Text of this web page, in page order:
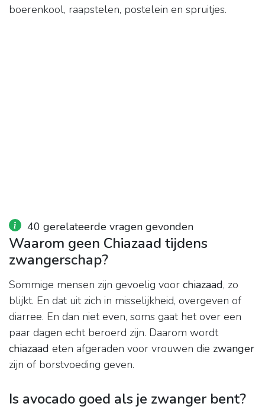
boerenkool, raapstelen, postelein en spruitjes.
40 gerelateerde vragen gevonden
Waarom geen Chiazaad tijdens
zwangerschap?
Sommige mensen zijn gevoelig voor chiazaad, zo
blijkt. En dat uit zich in misselijkheid, overgeven of
diarree. En dan niet even, soms gaat het over een
paar dagen echt beroerd zijn. Daarom wordt
chiazaad eten afgeraden voor vrouwen die zwanger
zijn of borstvoeding geven.
Is avocado goed als je zwanger bent?